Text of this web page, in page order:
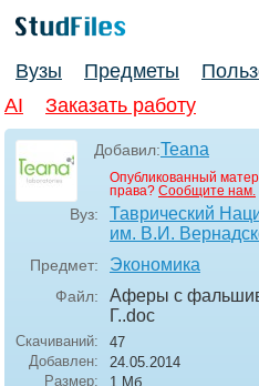
Вузы Предметы
AI
Заказать работу
Добавил:Teana
Опубликованный
права? Сообщите нам.
Вуз:
Таврический
им. В.И.
Предмет: Экономика
Файл:
Аферы с
Г..doc
Скачиваний:
47
Добавлен:
24.05.2014
Размер:
1 Мб